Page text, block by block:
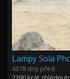
Lampy Sola
4378 dny před